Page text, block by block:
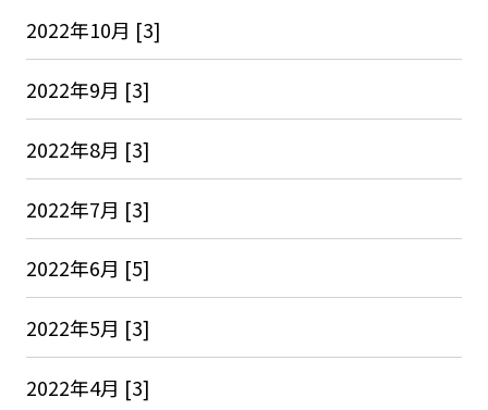
2022年10月 [3]
2022年9月 [3]
2022年8月 [3]
2022年7月 [3]
2022年6月 [5]
2022年5月 [3]
2022年4月 [3]